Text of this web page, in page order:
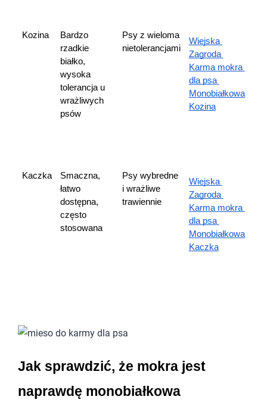
Kozina
Bardzo
rzadkie
białko,
wysoka
tolerancja u
wrażliwych
psów
Psy z wieloma
nietolerancjami
Wiejska
Zagroda
Karma mokra
dla psa
Monobiałkowa
Kozina
Kaczka
Smaczna,
łatwo
dostępna,
często
stosowana
Psy wybredne
i wrażliwe
trawiennie
Wiejska
Zagroda
Karma mokra
dla psa
Monobiałkowa
Kaczka
Jak sprawdzić, że mokra jest
naprawdę monobiałkowa